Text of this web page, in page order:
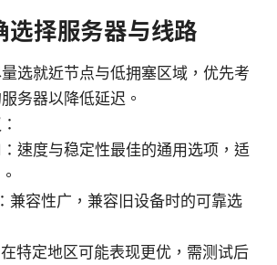
选择服务器与线路
选就近节点与低拥塞区域，优先考
务器以降低延迟。
速度与稳定性最佳的通用选项，适
兼容性广，兼容旧设备时的可靠选
特定地区可能表现更优，需测试后